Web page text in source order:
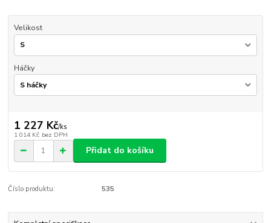
Velikost
Háčky
1 227 Kč/ks
1 014 Kč bez DPH
Přidat do košíku
Číslo produktu: 535